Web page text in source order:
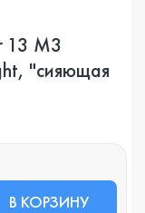
13 M3
"сияющая
В КОРЗИНУ